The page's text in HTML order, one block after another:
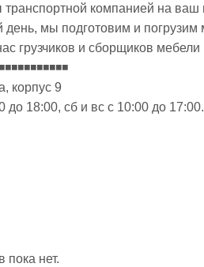
транспортной компанией на
мы подготовим и погрузим
грузчиков и сборщиков мебели
корпус 9
до 18:00, сб и вс с 10:00 до 17:00.
пока нет.